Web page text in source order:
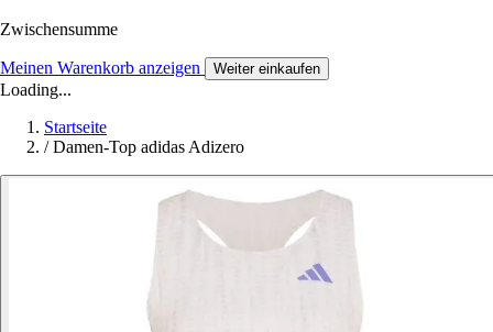
Zwischensumme
Meinen Warenkorb anzeigen Weiter einkaufen
Loading...
Startseite
/ Damen-Top adidas Adizero